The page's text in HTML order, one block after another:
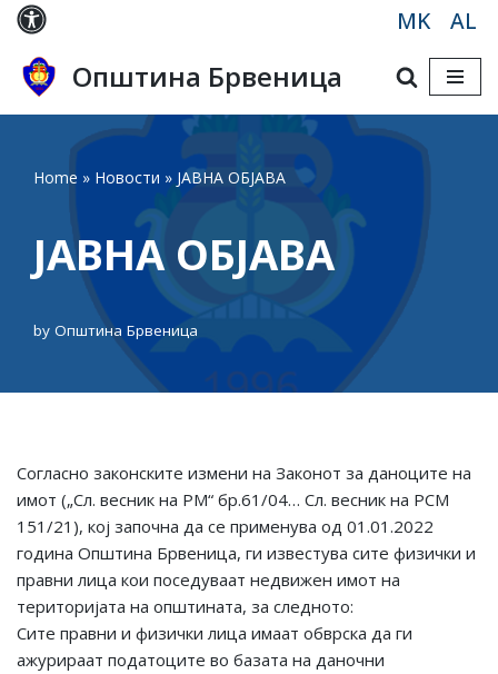
Skip
to
content
MK AL
Општина Брвеница
Home » Новости » ЈАВНА ОБЈАВА
ЈАВНА ОБЈАВА
by Општина Брвеница
Согласно законските измени на Законот за даноците на
имот („Сл. весник на РМ“ бр.61/04… Сл. весник на РСМ
151/21), кој започна да се применува од 01.01.2022
година Општина Брвеница, ги известува сите физички и
правни лица кои поседуваат недвижен имот на
територијата на општината, за следното:
Сите правни и физички лица имаат обврска да ги
ажурираат податоците во базата на даночни